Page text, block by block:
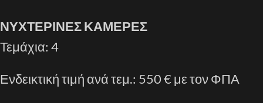
ΝΥΧΤΕΡΙΝΕΣ ΚΑΜΕΡΕΣ
Τεμάχια: 4
Ενδεικτική τιμή ανά τεμ.: 550 € με τον ΦΠΑ